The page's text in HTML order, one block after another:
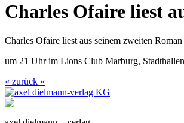
Charles Ofaire liest
Charles Ofaire liest aus seinem zweiten
um 21 Uhr im Lions Club Marburg,
« zurück «